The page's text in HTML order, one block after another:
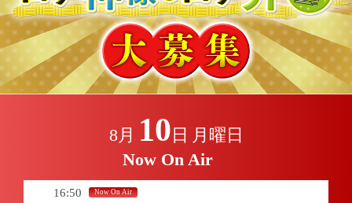
8月 10日 月曜日
Now On Air
16:50